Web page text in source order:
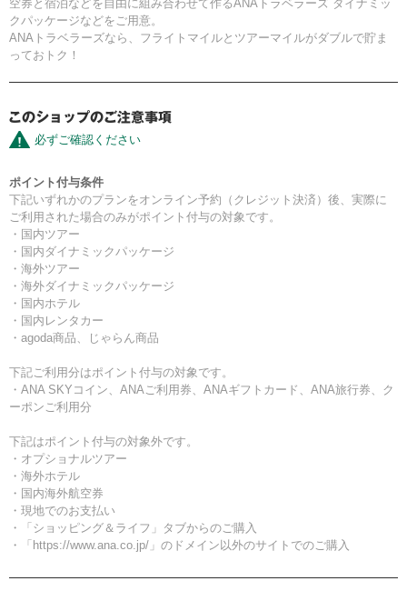
空券と宿泊などを自由に組み合わせて作るANAトラベラーズ ダイナミッ
クパッケージなどをご用意。
ANAトラベラーズなら、フライトマイルとツアーマイルがダブルで貯ま
っておトク！
必ずご確認ください
ポイント付与条件
下記いずれかのプランをオンライン予約（クレジット決済）後、実際に
ご利用された場合のみがポイント付与の対象です。
・国内ツアー
・国内ダイナミックパッケージ
・海外ツアー
・海外ダイナミックパッケージ
・国内ホテル
・国内レンタカー
・agoda商品、じゃらん商品
下記ご利用分はポイント付与の対象です。
・ANA SKYコイン、ANAご利用券、ANAギフトカード、ANA旅行券、ク
ーポンご利用分
下記はポイント付与の対象外です。
・オプショナルツアー
・海外ホテル
・国内海外航空券
・現地でのお支払い
・「ショッピング＆ライフ」タブからのご購入
・「https://www.ana.co.jp/」のドメイン以外のサイトでのご購入